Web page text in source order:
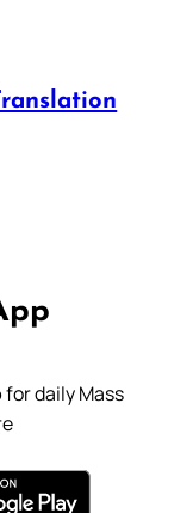
for daily Mass